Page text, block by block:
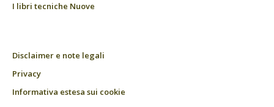
I libri tecniche Nuove
Disclaimer e note legali
Privacy
Informativa estesa sui cookie